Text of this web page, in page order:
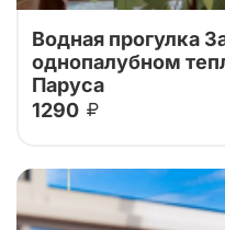
Водная экскурсия по
теплоходе
Водная прогулка
однопалубном
Паруса
1290